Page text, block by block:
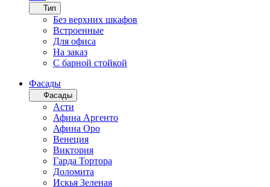
Тип
Без верхних шкафов
Встроенные
Для офиса
На заказ
С барной стойкой
Фасады
Фасады
Асти
Афина Аргенто
Афина Оро
Венеция
Виктория
Гарда Тортора
Доломита
Искья Зеленая